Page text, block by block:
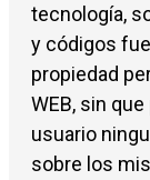
tecnología,
y códigos
propiedad
WEB, sin
usuario
sobre los